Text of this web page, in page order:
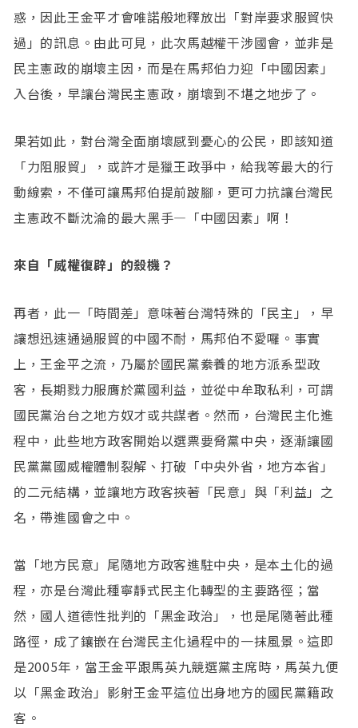
惑，因此王金平才會唯諾般地釋放出「對岸要求服貿快
過」的訊息。由此可見，此次馬越權干涉國會，並非是
民主憲政的崩壞主因，而是在馬邦伯力迎「中國因素」
入台後，早讓台灣民主憲政，崩壞到不堪之地步了。
果若如此，對台灣全面崩壞感到憂心的公民，即該知道
「力阻服貿」，或許才是獵王政爭中，給我等最大的行
動線索，不僅可讓馬邦伯提前跛腳，更可力抗讓台灣民
主憲政不斷沈淪的最大黑手—「中國因素」啊！
來自「威權復辟」的殺機？
再者，此一「時間差」意味著台灣特殊的「民主」，早
讓想迅速通過服貿的中國不耐，馬邦伯不愛囉。事實
上，王金平之流，乃屬於國民黨絭養的地方派系型政
客，長期戮力服膺於黨國利益，並從中牟取私利，可謂
國民黨治台之地方奴才或共謀者。然而，台灣民主化進
程中，此些地方政客開始以選票要脅黨中央，逐漸讓國
民黨黨國威權體制裂解、打破「中央外省，地方本省」
的二元結構，並讓地方政客挾著「民意」與「利益」之
名，帶進國會之中。
當「地方民意」尾隨地方政客進駐中央，是本土化的過
程，亦是台灣此種寧靜式民主化轉型的主要路徑；當
然，國人道德性批判的「黑金政治」，也是尾隨著此種
路徑，成了鑲嵌在台灣民主化過程中的一抹風景。這即
是2005年，當王金平跟馬英九競選黨主席時，馬英九便
以「黑金政治」影射王金平這位出身地方的國民黨籍政
客。